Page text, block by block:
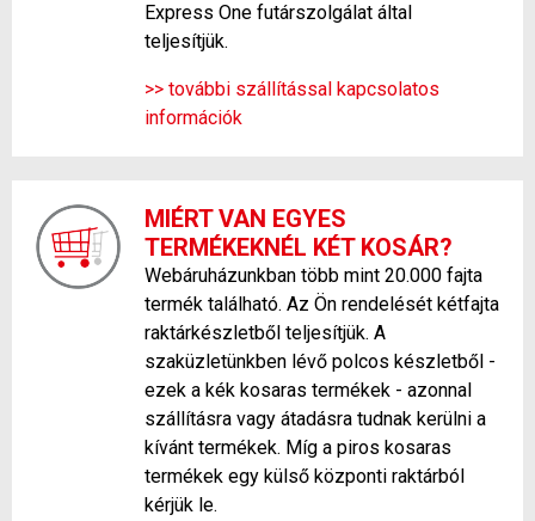
Express One futárszolgálat által
teljesítjük.
>> további szállítással kapcsolatos
információk
MIÉRT VAN EGYES
TERMÉKEKNÉL KÉT KOSÁR?
Webáruházunkban több mint 20.000 fajta
termék található. Az Ön rendelését kétfajta
raktárkészletből teljesítjük. A
szaküzletünkben lévő polcos készletből -
ezek a kék kosaras termékek - azonnal
szállításra vagy átadásra tudnak kerülni a
kívánt termékek. Míg a piros kosaras
termékek egy külső központi raktárból
kérjük le.